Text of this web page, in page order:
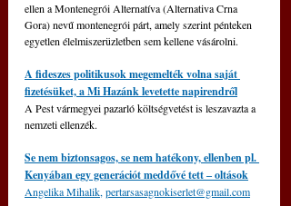
ellen a Montenegrói Alternatíva (Alternativa Crna
Gora) nevű montenegrói párt, amely szerint pénteken
egyetlen élelmiszerüzletben sem kellene vásárolni.
A fideszes politikusok megemelték volna saját
fizetésüket, a Mi Hazánk levetette napirendről
A Pest vármegyei pazarló költségvetést is leszavazta a
nemzeti ellenzék.
Se nem biztonsagos, se nem hatékony, ellenben pl.
Kenyában egy generációt meddővé tett ‒ oltások
Angelika Mihalik, pertarsasagnokiserlet@gmail.com